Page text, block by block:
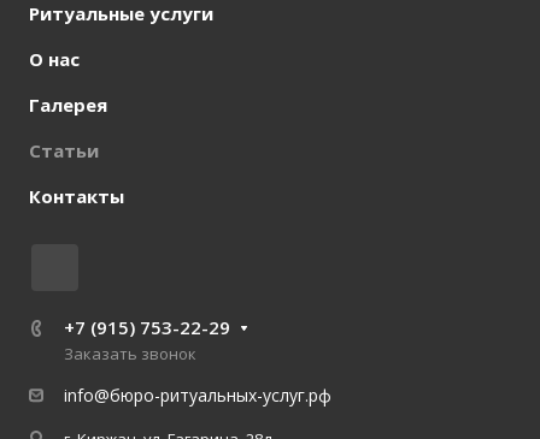
Ритуальные услуги
О нас
Галерея
Статьи
Контакты
+7 (915) 753-22-29
Заказать звонок
info@бюро-ритуальных-услуг.рф